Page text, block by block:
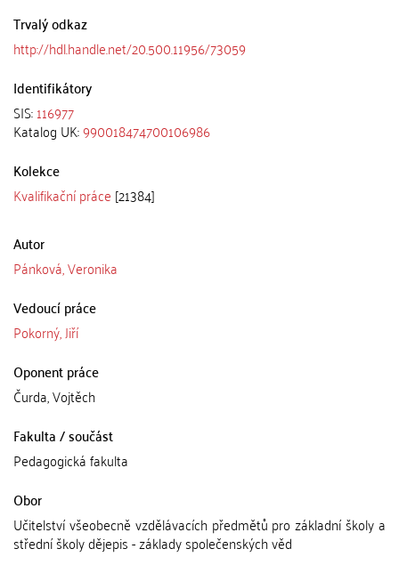
Trvalý odkaz
http://hdl.handle.net/20.500.11956/73059
Identifikátory
SIS:116977
Katalog UK:990018474700106986
Kolekce
Kvalifikační práce [21384]
Autor
Pánková, Veronika
Vedoucí práce
Pokorný, Jiří
Oponent práce
Čurda, Vojtěch
Fakulta / součást
Pedagogická fakulta
Obor
Učitelství všeobecně vzdělávacích předmětů pro základní školy a
střední školy dějepis - základy společenských věd